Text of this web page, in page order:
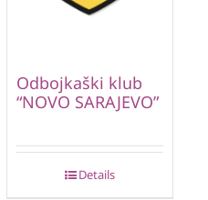
Odbojkaški klub
“NOVO SARAJEVO”
Details